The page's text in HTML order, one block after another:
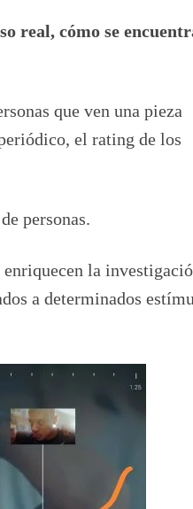
real, cómo se
que ven una pieza
el rating de los
personas.
la
a determinados